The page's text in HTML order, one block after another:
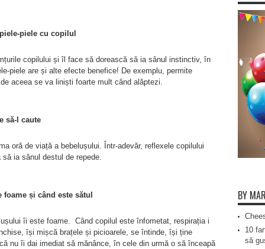
piele cu copilul
copilului și îl face să dorească să ia sânul instinctiv, în
piele are și alte efecte benefice! De exemplu, permite
aceea se va liniști foarte mult când alăptezi.
să-l caute
oră de viață a bebelușului. Într-adevăr, reflexele copilului
ia sânul destul de repede.
foame și când este sătul
îi este foame. Când copilul este înfometat, respirația i
își mișcă brațele și picioarele, se întinde, își ține
nu îi dai imediat să mănânce, în cele din urmă o să înceapă
BY
10
să